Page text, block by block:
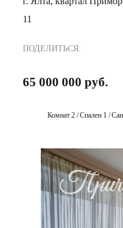
11
ПОДЕЛИТЬСЯ:
65 000 000 руб.
Комнат 2 /Спален 1 /